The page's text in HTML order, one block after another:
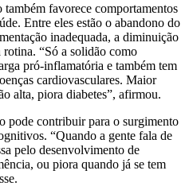
favorece comportamentos
Entre eles estão o abandono do
inadequada, a diminuição
rotina. “Só a solidão como
pró-inflamatória e também tem
cardiovasculares. Maior
alta, piora diabetes”, afirmou.
pode contribuir para o surgimento
“Quando a gente fala de
pelo desenvolvimento de
ou piora quando já se tem